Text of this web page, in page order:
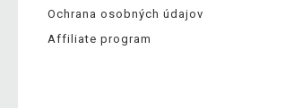
Ochrana osobných údajov
Affiliate program